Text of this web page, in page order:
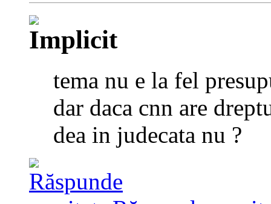
tema nu e la fel
dar daca cnn are
dea in judecata nu ?